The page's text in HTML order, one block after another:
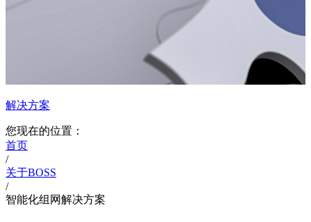
解决方案
您现在的位置：
首页
/
关于BOSS
/
智能化组网解决方案